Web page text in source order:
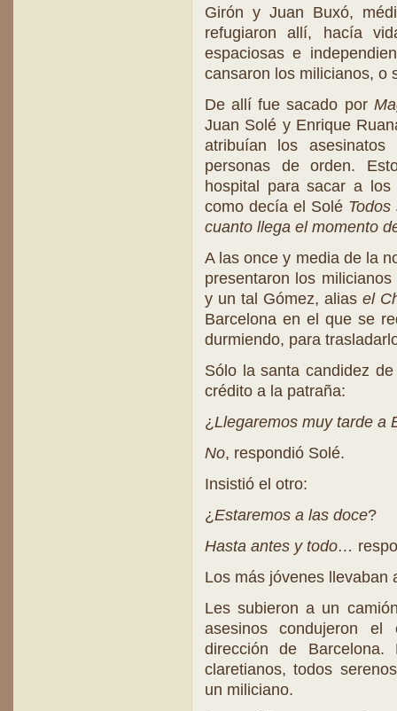
Girón y Juan Buxó,
refugiaron allí, hacía
espaciosas e
cansaron los milicianos, o
De allí fue sacado por
Juan Solé y Enrique
atribuían los
personas de orden.
hospital para sacar a
como decía el Solé
cuanto llega el momento
A las once y media de la
presentaron los
y un tal Gómez, aliasel
Barcelona en el que se
durmiendo, para
Sólo la santa candidez
crédito a la patraña:
¿Llegaremos muy tarde a
No, respondió Solé.
Insistió el otro:
¿Estaremos a las doce?
Hasta antes y todo…
Los más jóvenes llevaban
Les subieron a un
asesinos condujeron
dirección de
claretianos, todos
un miliciano.